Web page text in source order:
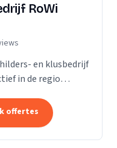
RoWi
en klusbedrijf
in de regio
tot...
offertes